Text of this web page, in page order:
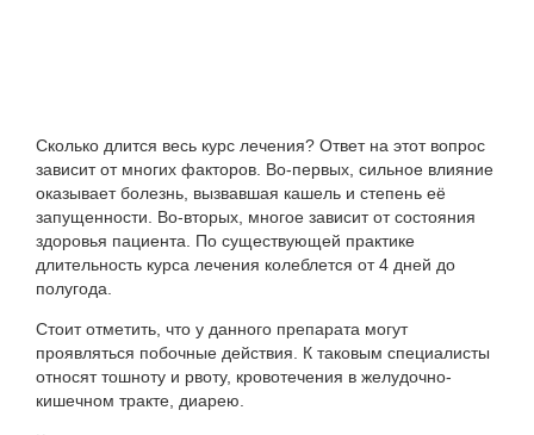
Сколько длится весь курс лечения? Ответ на этот вопрос
зависит от многих факторов. Во-первых, сильное влияние
оказывает болезнь, вызвавшая кашель и степень её
запущенности. Во-вторых, многое зависит от состояния
здоровья пациента. По существующей практике
длительность курса лечения колеблется от 4 дней до
полугода.
Стоит отметить, что у данного препарата могут
проявляться побочные действия. К таковым специалисты
относят тошноту и рвоту, кровотечения в желудочно-
кишечном тракте, диарею.